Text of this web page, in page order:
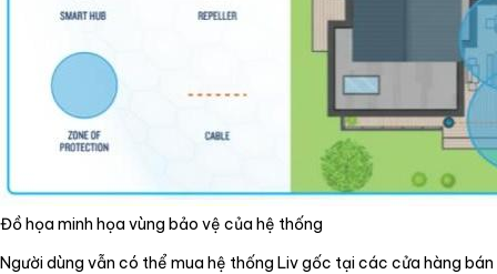
Đồ họa minh họa vùng bảo vệ của hệ thống
Người dùng vẫn có thể mua hệ thống Liv gốc tại các cửa hàng bán